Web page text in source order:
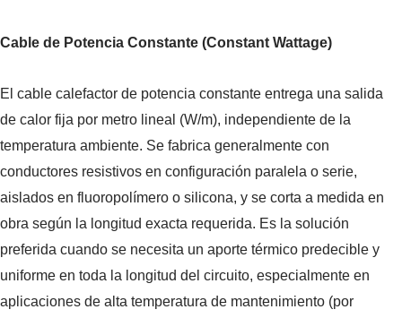
Cable de Potencia Constante (Constant Wattage)
El cable calefactor de potencia constante entrega una salida
de calor fija por metro lineal (W/m), independiente de la
temperatura ambiente. Se fabrica generalmente con
conductores resistivos en configuración paralela o serie,
aislados en fluoropolímero o silicona, y se corta a medida en
obra según la longitud exacta requerida. Es la solución
preferida cuando se necesita un aporte térmico predecible y
uniforme en toda la longitud del circuito, especialmente en
aplicaciones de alta temperatura de mantenimiento (por